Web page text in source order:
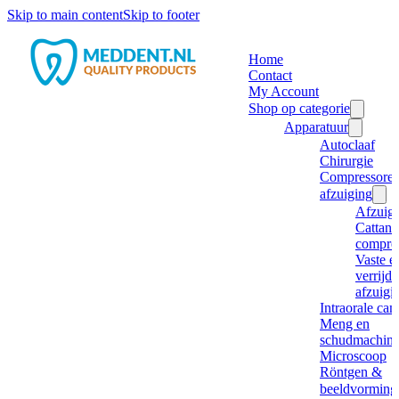
Skip to main contentSkip to footer
Home
Contact
My Account
Shop op categorie
Apparatuur
Autoclaaf
Chirurgie
afzuiging
Cattani
Vaste
Intraorale
Meng en
Microscoop
Röntgen &
beeldvorming